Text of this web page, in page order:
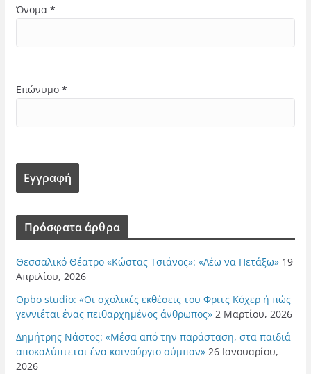
Όνομα *
Επώνυμο *
Πρόσφατα άρθρα
Θεσσαλικό Θέατρο «Κώστας Τσιάνος»: «Λέω να Πετάξω» 19
Απριλίου, 2026
Opbo studio: «Οι σχολικές εκθέσεις του Φριτς Κόχερ ή πώς
γεννιέται ένας πειθαρχημένος άνθρωπος» 2 Μαρτίου, 2026
Δημήτρης Νάστος: «Μέσα από την παράσταση, στα παιδιά
αποκαλύπτεται ένα καινούργιο σύμπαν» 26 Ιανουαρίου,
2026